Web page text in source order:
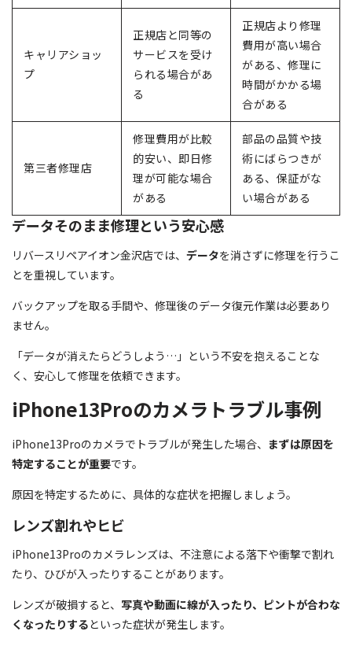
キャリアショッ
プ
正規店と同等の
サービスを受け
られる場合があ
る
正規店より修理
費用が高い場合
がある、修理に
時間がかかる場
合がある
第三者修理店
修理費用が比較
的安い、即日修
理が可能な場合
がある
部品の品質や技
術にばらつきが
ある、保証がな
い場合がある
データそのまま修理という安心感
リバースリペアイオン金沢店では、 データを消さずに修理を行うこ
とを重視しています。
バックアップを取る手間や、修理後のデータ復元作業は必要あり
ません。
「データが消えたらどうしよう…」という不安を抱えることな
く、安心して修理を依頼できます。
iPhone13Proのカメラトラブル事例
iPhone13Proのカメラでトラブルが発生した場合、 まずは原因を
特定することが重要です。
原因を特定するために、具体的な症状を把握しましょう。
レンズ割れやヒビ
iPhone13Proのカメラレンズは、不注意による落下や衝撃で割れ
たり、ひびが入ったりすることがあります。
レンズが破損すると、 写真や動画に線が入ったり、ピントが合わな
くなったりするといった症状が発生します。